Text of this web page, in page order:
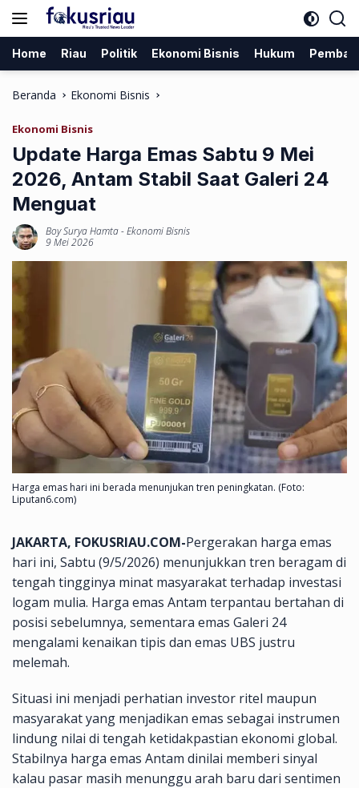
Langsung
Home Riau Politik Ekonomi Bisnis Hukum
Beranda Ekonomi Bisnis
Ekonomi Bisnis
Update Harga Emas Sabtu 9 Mei
2026, Antam Stabil Saat Galeri 24
Menguat
Boy Surya Hamta-Ekonomi Bisnis
9 Mei 2026
Harga emas hari ini berada menunjukan tren peningkatan. (Foto:
Liputan6.com)
JAKARTA, FOKUSRIAU.COM-Pergerakan harga emas
hari ini, Sabtu (9/5/2026) menunjukkan tren beragam di
tengah tingginya minat masyarakat terhadap investasi
logam mulia. Harga emas Antam terpantau bertahan di
posisi sebelumnya, sementara emas Galeri 24
mengalami kenaikan tipis dan emas UBS justru
melemah.
Situasi ini menjadi perhatian investor ritel maupun
masyarakat yang menjadikan emas sebagai instrumen
lindung nilai di tengah ketidakpastian ekonomi global.
Stabilnya harga emas Antam dinilai memberi sinyal
kalau pasar masih menunggu arah baru dari sentimen